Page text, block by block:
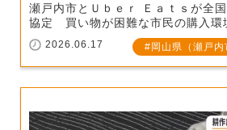
瀬戸内市とＵｂｅｒ Ｅａｔｓが全
協定 買い物が困難な市民の購入環
2026.06.17 岡山県（瀬戸内